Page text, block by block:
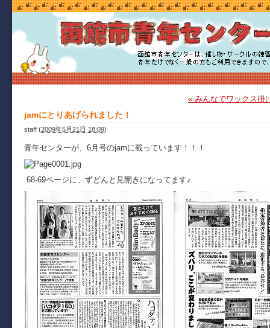
« みんなでワックス掛
jamにとりあげられました！
staff (2009年5月21日 18:09)
青年センターが、6月号のjamに載っています！！！
68-69ページに、ずどんと見開きになってます♪